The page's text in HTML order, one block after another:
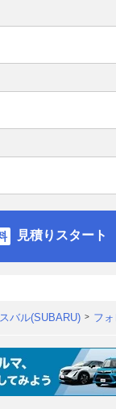
見積りスタート
スバル(SUBARU) フ